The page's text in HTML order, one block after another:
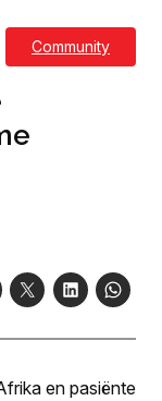
Community
en pasiënte